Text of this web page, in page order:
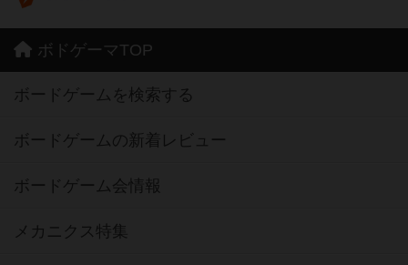
ボドゲーマTOP
ボードゲームを検索する
ボードゲームの新着レビュー
ボードゲーム会情報
メカニクス特集